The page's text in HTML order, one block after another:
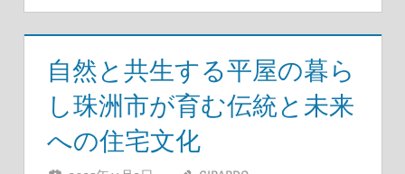
自然と共生する平屋の暮ら
し珠洲市が育む伝統と未来
への住宅文化